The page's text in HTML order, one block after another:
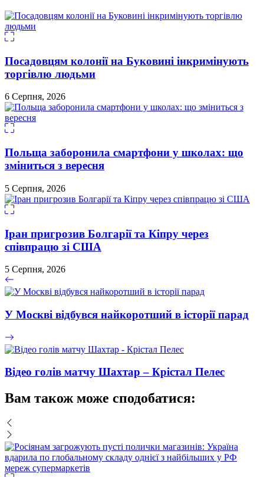
Посадовцям колонії на Буковині інкримінують
торгівлю людьми
6 Серпня, 2026
Польща заборонила смартфони у школах: що
зміниться з вересня
5 Серпня, 2026
Іран пригрозив Болгарії та Кіпру через
співпрацю зі США
5 Серпня, 2026
У Москві відбувся найкоротший в історії парад
Відео голів матчу Шахтар – Крістал Пелес
Вам також може сподобатися: